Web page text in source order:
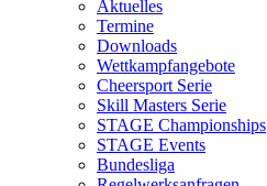
Aktuelles
Termine
Downloads
Wettkampfangebote
Cheersport Serie
Skill Masters Serie
STAGE Championships
STAGE Events
Bundesliga